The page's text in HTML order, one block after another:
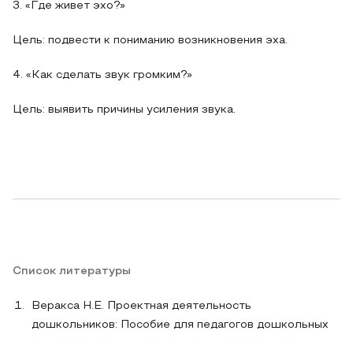
3. «Где живет эхо?»
Цель: подвести к пониманию возникновения эха.
4. «Как сделать звук громким?»
Цель: выявить причины усиления звука.
Список литературы
Веракса Н.Е. Проектная деятельность
дошкольников: Пособие для педагогов дошкольных